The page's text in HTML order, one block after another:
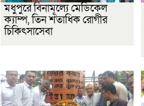
মধুপুরে বিনামূল্যে মেডিকেল
ক্যাম্প, তিন শতাধিক রোগীর
চিকিৎসাসেবা